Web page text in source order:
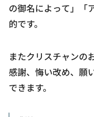
の御名によって」「
的です。
またクリスチャンの
感謝、悔い改め、願
できます。